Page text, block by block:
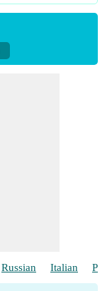
Russian Italian